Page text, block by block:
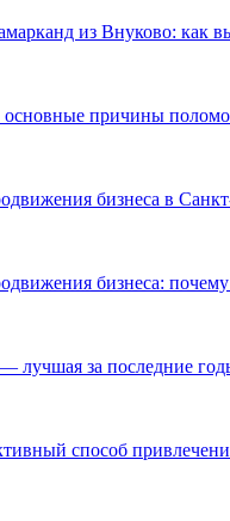
из Внуково: как
основные причины
бизнеса в
бизнеса:
лучшая за последние
способ